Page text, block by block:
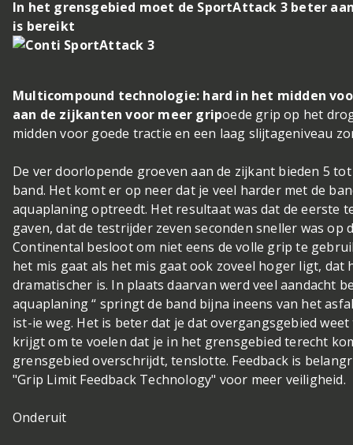
In het grensgebied moet de SportAttack 3 beter
is bereikt
Multicompound technologie: hard in het midden
aan de zijkanten voor meer gripoede grip op het
midden voor goede tractie en een laag slijtageniveau
De ver doorlopende groeven aan de zijkant bieden 5
band. Het komt er op neer dat je veel harder met de
aquaplaning optreedt. Het resultaat was dat de eerste
gaven, dat de testrijder zeven seconden sneller was op
Continental besloot om niet eens de volle grip te
het mis gaat als het mis gaat ook zoveel hoger ligt, dat
dramatischer is. In plaats daarvan werd veel aandacht
aquaplaning “ springt de band bijna ineens van het
ist-ie weg. Het is beter dat je dat overgangsgebied
krijgt om te voelen dat je in het grensgebied terecht
grensgebied overschrijdt, tenslotte. Feedback is
"Grip Limit Feedback Technology" voor meer veiligheid.
Onderuit